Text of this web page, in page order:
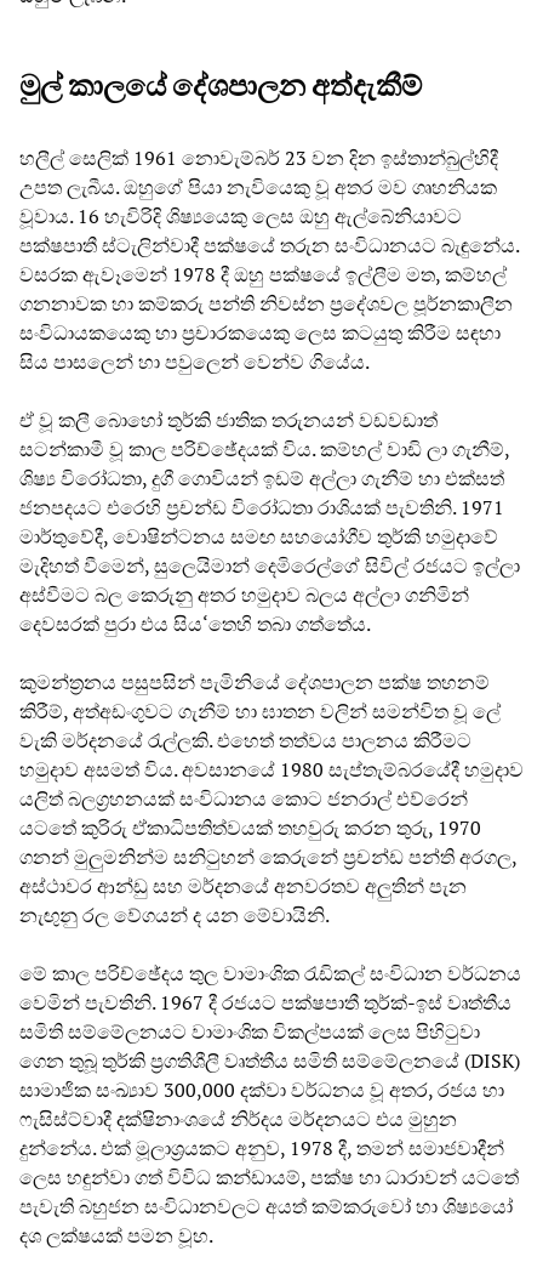
මුල් කාලයේ දේශපාලන අත්දැකීම්
හලීල් සෙලික් 1961 නොවැම්බර් 23 වන දින ඉස්තාන්බුල්හිදී
උපත ලැබීය. ඔහුගේ පියා නැවියෙකු වූ අතර මව ගෘහනියක
වූවාය. 16 හැවිරිදි ශිෂ්‍යයෙකු ලෙස ඔහු ඇල්බේනියාවට
පක්ෂපාතී ස්ටැලින්වාදී පක්ෂයේ තරුන සංවිධානයට බැඳුනේය.
වසරක ඇවෑමෙන් 1978 දී ඔහු පක්ෂයේ ඉල්ලීම මත, කම්හල්
ගනනාවක හා කම්කරු පන්ති නිවස්න ප්‍රදේශවල පූර්නකාලීන
සංවිධායකයෙකු හා ප්‍රචාරකයෙකු ලෙස කටයුතු කිරීම සඳහා
සිය පාසලෙන් හා පවුලෙන් වෙන්ව ගියේය.
ඒ වූ කලී බොහෝ තුර්කි ජාතික තරුනයන් වඩවඩාත්
සටන්කාමී වූ කාල පරිච්ඡේදයක් විය. කම්හල් වාඩි ලා ගැනීම්,
ශිෂ්‍ය විරෝධතා, දුගී ගොවියන් ඉඩම් අල්ලා ගැනීම් හා එක්සත්
ජනපදයට එරෙහි ප්‍රචන්ඩ විරෝධතා රාශියක් පැවතිනි. 1971
මාර්තුවේදී, වොෂින්ටනය සමඟ සහයෝගීව තුර්කි හමුදාවේ
මැදිහත් වීමෙන්, සුලෙයිමාන් දෙමිරෙල්ගේ සිවිල් රජයට ඉල්ලා
අස්වීමට බල කෙරුනු අතර හමුදාව බලය අල්ලා ගනිමින්
දෙවසරක් පුරා එය සිය‘තෙහි තබා ගත්තේය.
කුමන්ත්‍රනය පසුපසින් පැමිනියේ දේශපාලන පක්ෂ තහනම්
කිරීම්, අත්අඩංගුවට ගැනීම් හා ඝාතන වලින් සමන්විත වූ ලේ
වැකි මර්දනයේ රැල්ලකි. එහෙත් තත්වය පාලනය කිරීමට
හමුදාව අසමත් විය. අවසානයේ 1980 සැප්තැම්බරයේදී හමුදාව
යලිත් බලග්‍රහනයක් සංවිධානය කොට ජනරාල් එව්රෙන්
යටතේ කුරිරු ඒකාධිපතිත්වයක් තහවුරු කරන තුරු, 1970
ගනන් මුලුමනින්ම සනිටුහන් කෙරුනේ ප්‍රචන්ඩ පන්ති අරගල,
අස්ථාවර ආන්ඩු සහ මර්දනයේ අනවරතව අලුතින් පැන
නැඟුනු රල වේගයන් ද යන මේවායිනි.
මේ කාල පරිච්ඡේදය තුල වාමාංශික රැඩිකල් සංවිධාන වර්ධනය
වෙමින් පැවතිනි. 1967 දී රජයට පක්ෂපාතී තුර්ක්-ඉස් වෘත්තීය
සමිති සම්මේලනයට වාමාංශික විකල්පයක් ලෙස පිහිටුවා
ගෙන තුබූ තුර්කි ප්‍රගතිශීලී වෘත්තීය සමිති සම්මේලනයේ (DISK)
සාමාජික සංඛ්‍යාව 300,000 දක්වා වර්ධනය වූ අතර, රජය හා
ෆැසිස්ට්වාදී දක්ෂිනාංශයේ නිර්දය මර්දනයට එය මුහුන
දුන්නේය. එක් මූලාශ්‍රයකට අනුව, 1978 දී, තමන් සමාජවාදීන්
ලෙස හඳුන්වා ගත් විවිධ කන්ඩායම්, පක්ෂ හා ධාරාවන් යටතේ
පැවැති බහුජන සංවිධානවලට අයත් කම්කරුවෝ හා ශිෂ්‍යයෝ
දශ ලක්ෂයක් පමන වූහ.